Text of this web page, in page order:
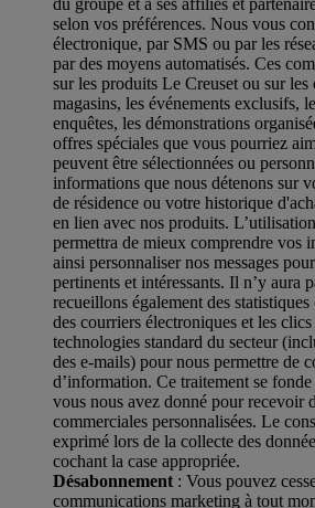
selon vos préférences. Nous vous
électronique, par SMS ou par les
par des moyens automatisés. Ces
sur les produits Le Creuset ou sur
magasins, les événements exclusifs,
enquêtes, les démonstrations
offres spéciales que vous pourriez
peuvent être sélectionnées ou
informations que nous détenons sur
de résidence ou votre historique
en lien avec nos produits.
permettra de mieux comprendre vos
ainsi personnaliser nos messages
pertinents et intéressants. Il n’y aura
recueillons également des
des courriers électroniques et les
technologies standard du secteur
des e-mails) pour nous permettre de
d’information. Ce traitement se
vous nous avez donné pour recevoir
commerciales personnalisées. Le
exprimé lors de la collecte des
cochant la case appropriée.
Désabonnement : Vous pouvez
communications marketing à tout